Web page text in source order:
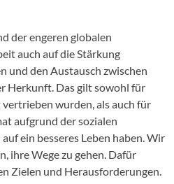
der engeren globalen
auch auf die Stärkung
und den Austausch zwischen
Herkunft. Das gilt sowohl für
wurden, als auch für
aufgrund der sozialen
ein besseres Leben haben. Wir
ihre Wege zu gehen. Dafür
Zielen und Herausforderungen.